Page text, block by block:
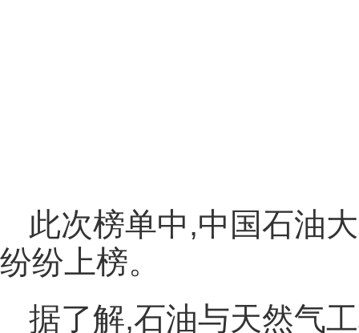
此次榜单中,中国石油
纷纷上榜。
据了解,石油与天然气